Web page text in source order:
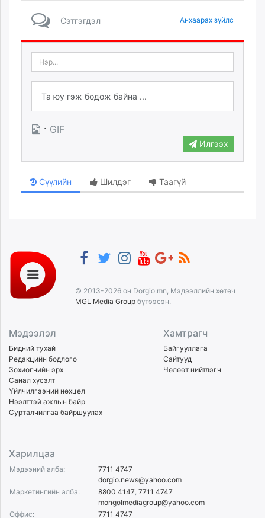
Сэтгэгдэл Анхаарах зүйлс
· GIF
Илгээх
Сүүлийн Шилдэг Таагүй
© 2013-2026 он Dorgio.mn, Мэдээллийн хөтөч
MGL Media Group бүтээсэн.
Мэдээлэл
Бидний тухай
Редакцийн бодлого
Зохиогчийн эрх
Санал хүсэлт
Үйлчилгээний нөхцөл
Нээлттэй ажлын байр
Сурталчилгаа байршуулах
Хамтрагч
Байгууллага
Сайтууд
Чөлөөт нийтлэгч
Харилцаа
Мэдээний алба:
7711 4747
dorgio.news@yahoo.com
Маркетингийн алба:
8800 4147 7711 4747
mongolmediagroup@yahoo.com
Оффис:
7711 4747